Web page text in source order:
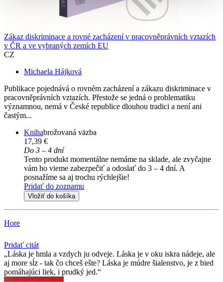
Zákaz diskriminace a rovné zacházení v pracovněprávních vztazích
v ČR a ve vybraných zemích EU
CZ
Michaela Hájková
Publikace pojednává o rovném zacházení a zákazu diskriminace v
pracovněprávních vztazích. Přestože se jedná o problematiku
významnou, nemá v České republice dlouhou tradici a není ani
častým...
Knihabrožovaná väzba
17,39 €
Do 3 – 4 dní
Tento produkt momentálne nemáme na sklade, ale zvyčajne
vám ho vieme zabezpečiť a odoslať do 3 – 4 dní. A
posnažíme sa aj trochu rýchlejšie!
Pridať do zoznamu
Vložiť do košíka
Hore
Pridať citát
Láska je hmla a vzdych ju odveje. Láska je v oku iskra nádeje, ale
aj more sĺz - tak čo chceš ešte? Láska je múdre šialenstvo, je z bied
pomáhajúci liek, i prudký jed.